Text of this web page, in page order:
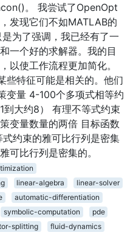
。 我尝试了OpenOpt
发现它们不如MATLAB的
为了强调，我已经有了一
一个好的求解器。我的目
以使工作流程更加简化。
些特征可能是相关的。他们
变量 4-100个多项式相等约
到大约8） 有理不等式约束
变量数量的两倍 目标函数
约束的雅可比行列是密集
可比行列是密集的。
linear-algebra
linear-solver
automatic-differentiation
symbolic-computation
pde
splitting
fluid-dynamics